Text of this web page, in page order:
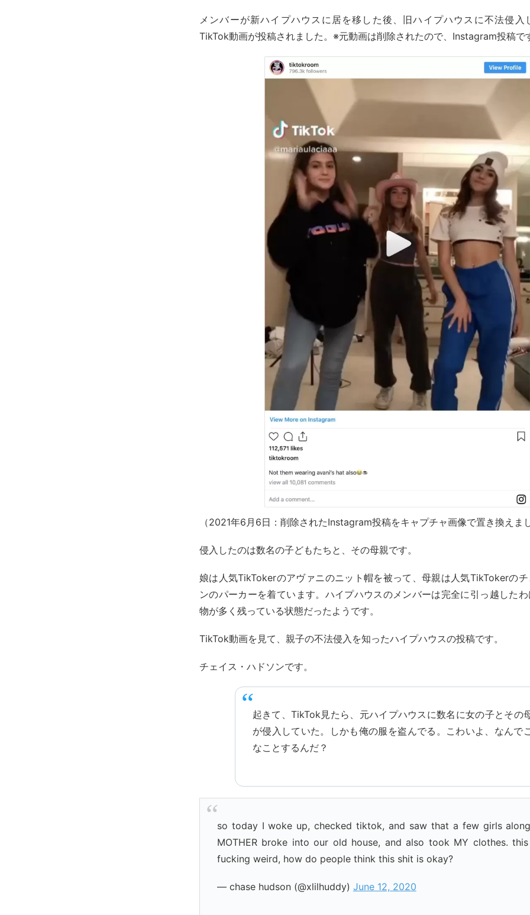
メンバーが新ハイプハウスに居を移した後、旧ハイプハウスに不法侵入
TikTok動画が投稿されました。※元動画は削除されたので、Instagram投稿で
（2021年6月6日：削除されたInstagram投稿をキャプチャ画像で置き換えま
侵入したのは数名の子どもたちと、その母親です。
娘は人気TikTokerのアヴァニのニット帽を被って、母親は人気TikTokerの
ンのパーカーを着ています。ハイプハウスのメンバーは完全に引っ越した
物が多く残っている状態だったようです。
TikTok動画を見て、親子の不法侵入を知ったハイプハウスの投稿です。
チェイス・ハドソンです。
起きて、TikTok見たら、元ハイプハウスに数名に女の子とその
が侵入していた。しかも俺の服を盗んでる。こわいよ、なんで
なことするんだ？
so today I woke up, checked tiktok, and saw that a few girls
MOTHER broke into our old house, and also took MY clothes.
fucking weird, how do people think this shit is okay?
— chase hudson (@xlilhuddy) June 12, 2020